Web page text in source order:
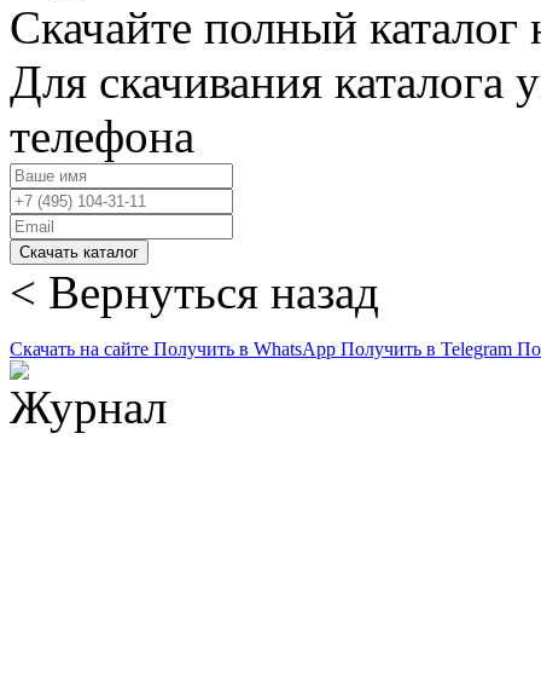
Скачайте полный
Для скачивания
телефона
Скачать каталог
< Вернуться назад
Скачать на сайте Получить в WhatsApp Получить в Telegram